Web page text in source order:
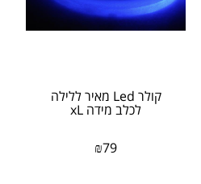
קולר Led מאיר ללילה
לכלב מידה xL
₪79